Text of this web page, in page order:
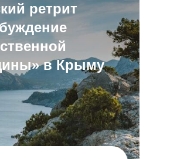
ретрит
в Крыму
Личный кабинет